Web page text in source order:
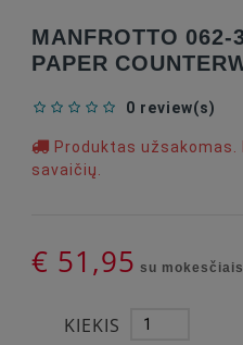
MANFROTTO 062-
PAPER
0 review(s)
Produktas
savaičių.
€ 51,95 su mokesčiais
KIEKIS